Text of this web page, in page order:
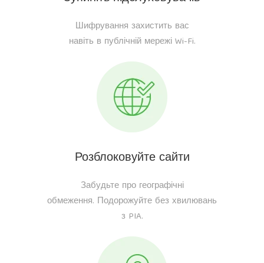
Шифрування захистить вас
навіть в публічній мережі Wi-Fi.
Розблоковуйте сайти
Забудьте про географічні
обмеження. Подорожуйте без хвилювань
з PIA.